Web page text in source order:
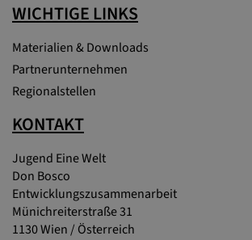
WICHTIGE LINKS
Materialien & Downloads
Partnerunternehmen
Regionalstellen
KONTAKT
Jugend Eine Welt
Don Bosco
Entwicklungszusammenarbeit
Münichreiterstraße 31
1130 Wien / Österreich